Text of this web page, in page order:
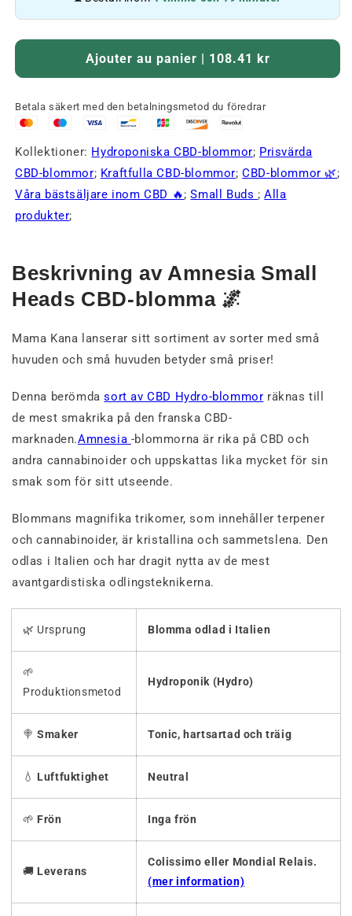
Ajouter au panier | 108.41 kr
Betala säkert med den betalningsmetod du föredrar
Kollektioner: Hydroponiska CBD-blommor; Prisvärda
CBD-blommor; Kraftfulla CBD-blommor;CBD-blommor 🌿;
Våra bästsäljare inom CBD 🔥;Small Buds ;Alla
produkter;
Beskrivning av Amnesia Small
Heads CBD-blomma 🌌
Mama Kana lanserar sitt sortiment av sorter med små
huvuden och små huvuden betyder små priser!
Denna berömdasort av CBD Hydro-blommor räknas till
de mest smakrika på den franska CBD-
marknaden.Amnesia -blommorna är rika på CBD och
andra cannabinoider och uppskattas lika mycket för sin
smak som för sitt utseende.
Blommans magnifika trikomer, som innehåller terpener
och cannabinoider, är kristallina och sammetslena. Den
odlas i Italien och har dragit nytta av de mest
avantgardistiska odlingsteknikerna.
🌿 Ursprung Blomma odlad i Italien
🌱
Produktionsmetod
Hydroponik (Hydro)
🍭Smaker Tonic, hartsartad och träig
💧 Luftfuktighet Neutral
🌱 Frön Inga frön
🚚 Leverans
Colissimo eller Mondial Relais.
(mer information)